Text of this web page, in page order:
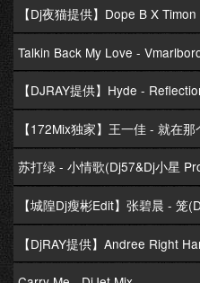
【Dj夜猫提供】Dope B X
Talkin Back My Love -
【DJRAY提供】Hyde -
苏打绿 - 小情歌(Dj57&Dj小星